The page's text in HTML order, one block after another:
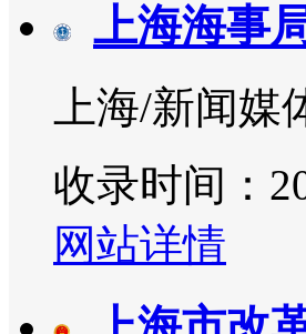
上海海事
上海/新闻媒
收录时间：
网站详情